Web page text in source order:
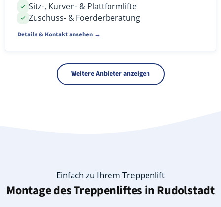
Sitz-, Kurven- & Plattformlifte
Zuschuss- & Foerderberatung
Details & Kontakt ansehen →
Weitere Anbieter anzeigen
Einfach zu Ihrem Treppenlift
Montage des Treppenliftes inRudolstadt